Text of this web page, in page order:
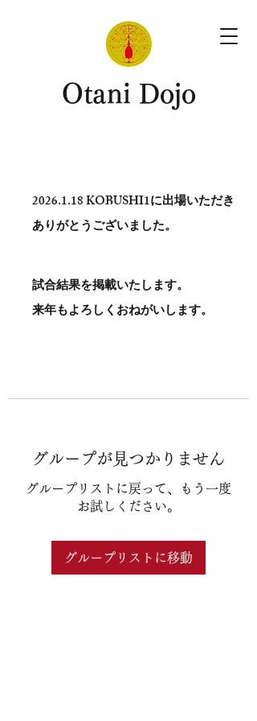
​Otani Dojo
2026.1.18KOBUSHI1に出場いただき
ありがとう​ございました。
試合結果を掲載いたします。
​来年もよろしくおねがいします。
グループが見つかりません
グループリストに戻って、もう一度
お試しください。
グループリストに移動